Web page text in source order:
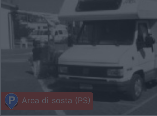
Area di sosta (PS)